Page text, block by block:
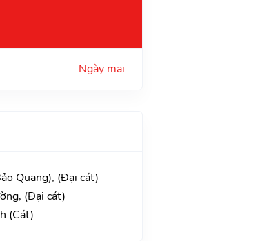
Ngày mai
Quang), (Đại cát)
(Đại cát)
(Cát)